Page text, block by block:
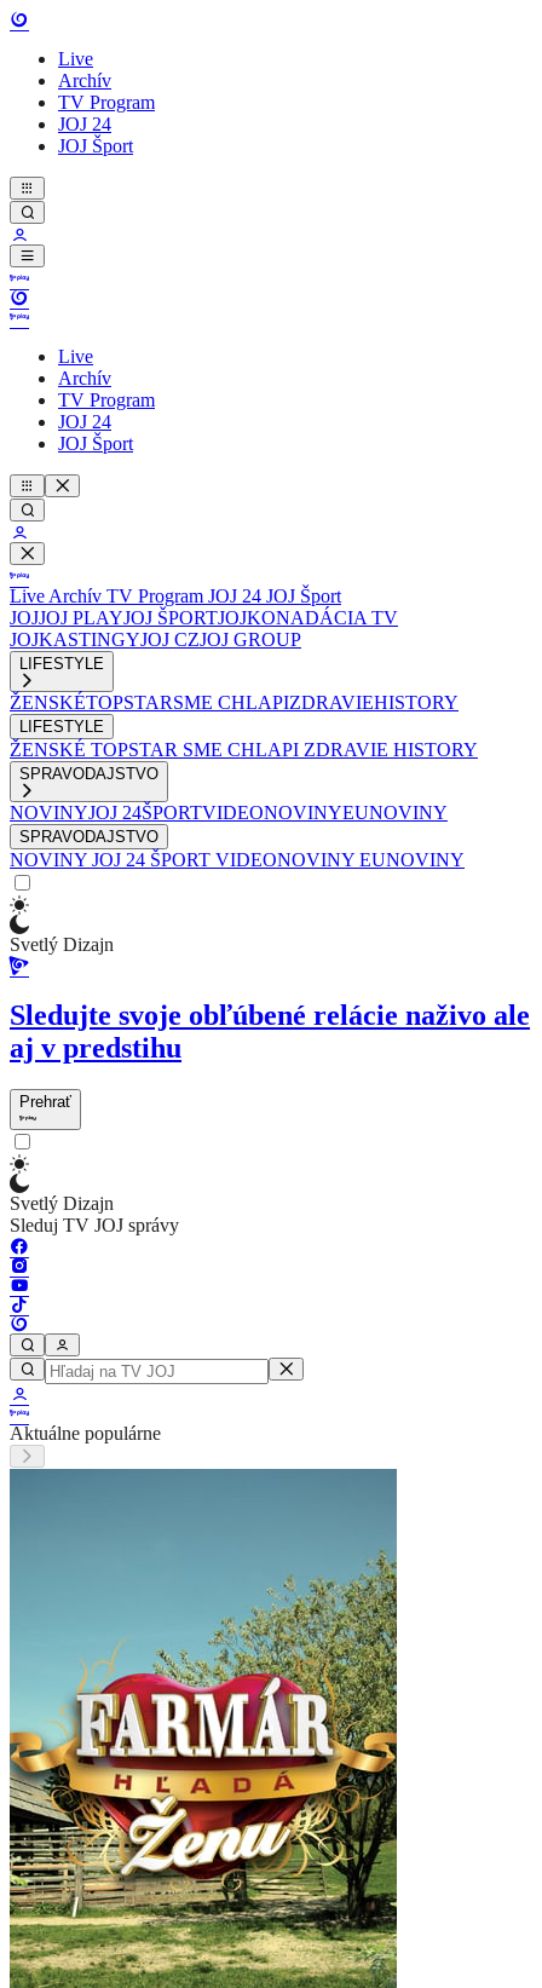
Live
Archív
TV Program
JOJ 24
JOJ Šport
Live
Archív
TV Program
JOJ 24
JOJ Šport
Live Archív TV Program JOJ 24 JOJ Šport
JOJJOJ PLAYJOJ ŠPORTJOJKONADÁCIA TV
JOJKASTINGYJOJ CZJOJ GROUP
LIFESTYLE
ŽENSKÉTOPSTARSME CHLAPIZDRAVIEHISTORY
LIFESTYLE
ŽENSKÉ TOPSTAR SME CHLAPI ZDRAVIE HISTORY
SPRAVODAJSTVO
NOVINYJOJ 24ŠPORTVIDEONOVINYEUNOVINY
SPRAVODAJSTVO
NOVINY JOJ 24 ŠPORT VIDEONOVINY EUNOVINY
Svetlý Dizajn
Sledujte svoje obľúbené relácie naživo ale
aj v predstihu
Prehrať
Svetlý Dizajn
Sleduj TV JOJ správy
Aktuálne populárne